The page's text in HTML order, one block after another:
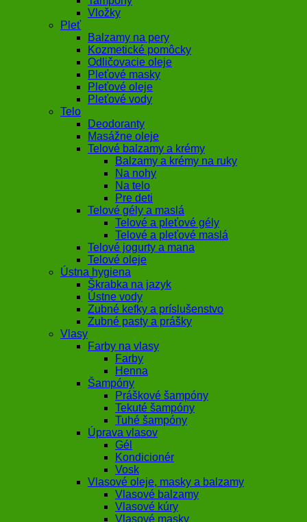
Vložky
Pleť
Balzamy na pery
Kozmetické pomôcky
Odličovacie oleje
Pleťové masky
Pleťové oleje
Pleťové vody
Telo
Deodoranty
Masážne oleje
Telové balzamy a krémy
Balzamy a krémy na ruky
Na nohy
Na telo
Pre deti
Telové gély a maslá
Telové a pleťové gély
Telové a pleťové maslá
Telové jogurty a mana
Telové oleje
Ústna hygiena
Škrabka na jazyk
Ústne vody
Zubné kefky a príslušenstvo
Zubné pasty a prášky
Vlasy
Farby na vlasy
Farby
Henna
Šampóny
Práškové šampóny
Tekuté šampóny
Tuhé šampóny
Úprava vlasov
Gél
Kondicionér
Vosk
Vlasové oleje, masky a balzamy
Vlasové balzamy
Vlasové kúry
Vlasové masky